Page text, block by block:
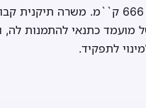
מקום לפני מכרז. אחזקת רכב
מועמד כתנאי להתמנות
לתפקיד.